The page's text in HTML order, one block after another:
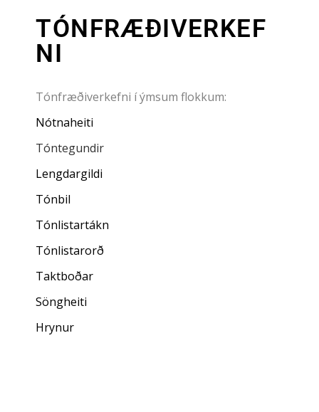
TÓNFRÆÐIVERKEF
NI
Tónfræðiverkefni í ýmsum flokkum:
Nótnaheiti
Tóntegundir
Lengdargildi
Tónbil
Tónlistartákn
Tónlistarorð
Taktboðar
Söngheiti
Hrynur